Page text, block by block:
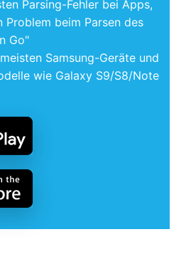
Parsing-Fehler bei Apps,
Problem beim Parsen des
Go"
Samsung-Geräte und
wie Galaxy S9/S8/Note